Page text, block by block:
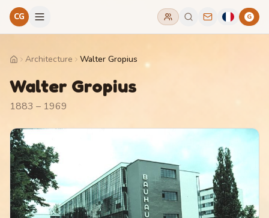
CG G
HomeArchitecture Walter Gropius
Walter Gropius
1883 – 1969